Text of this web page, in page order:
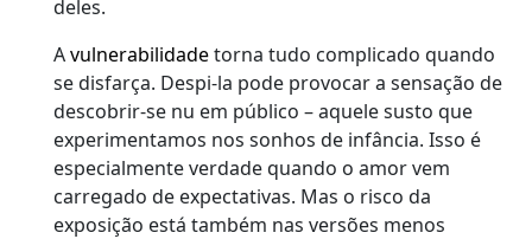
deles.
Avulnerabilidadetorna tudo complicado quando
se disfarça. Despi-la pode provocar a sensação de
descobrir-se nu em público – aquele susto que
experimentamos nos sonhos de infância. Isso é
especialmente verdade quando o amor vem
carregado de expectativas. Mas o risco da
exposição está também nas versões menos